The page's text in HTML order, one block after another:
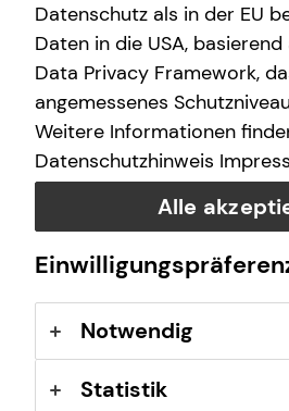
I help you understand the
smart financial decisions – no
from.
What makes my
unique?
Datenschutz als in der EU
Daten in die USA,
Data Privacy Framework,
angemessenes
Weitere Informationen
Datenschutzhinweis
Alle
Notwendig
Statistik